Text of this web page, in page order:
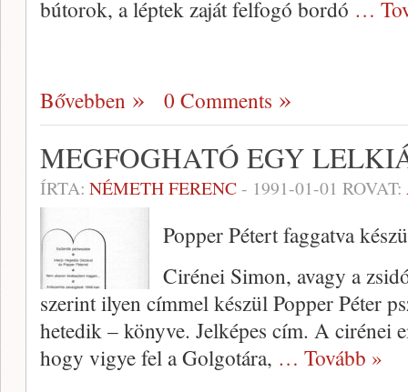
bútorok, a léptek zaját felfogó bordó …
Bővebben 0 Comments
MEGFOGHATÓ EGY
ÍRTA: NÉMETH FERENC- 1991-01-01 ROVAT:
Popper Pétert faggatva
Cirénei Simon, avagy a
szerint ilyen címmel készül Popper Péter
hetedik – könyve. Jelképes cím. A cirénei
hogy vigye fel a Golgotára, … Tovább »